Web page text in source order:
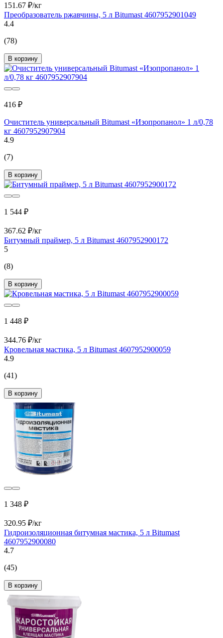
151.67 ₽/кг
Преобразователь ржавчины, 5 л Bitumast 4607952901049
4.4
(78)
В корзину
416 ₽
Очиститель универсальный Bitumast «Изопропанол» 1 л/0,78
кг 4607952907904
4.9
(7)
В корзину
1 544 ₽
367.62 ₽/кг
Битумный праймер, 5 л Bitumast 4607952900172
5
(8)
В корзину
1 448 ₽
344.76 ₽/кг
Кровельная мастика, 5 л Bitumast 4607952900059
4.9
(41)
В корзину
1 348 ₽
320.95 ₽/кг
Гидроизоляционная битумная мастика, 5 л Bitumast
4607952900080
4.7
(45)
В корзину